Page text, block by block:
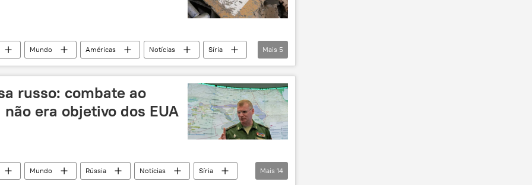
Mundo Américas Notícias
Síria
Departamento de Estado dos EUA
Mais 5
russo: combate ao
era objetivo dos EUA
Mundo Rússia Notícias
Síria
Mais 14